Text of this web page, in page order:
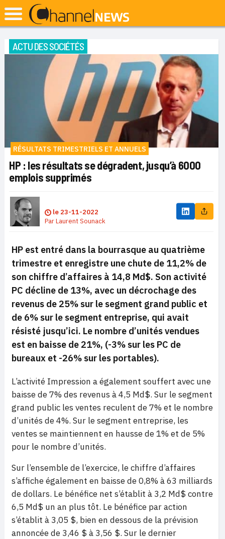
ACTU DES SOCIÉTÉS
RÉSULTATS TRIMESTRIELS ET ANNUELS
HP : les résultats se dégradent, jusqu’à 6000
emplois supprimés
le 23-11-2022
ParLaurent Sounack
HP est entré dans la bourrasque au quatrième
trimestre et enregistre une chute de 11,2% de
son chiffre d’affaires à 14,8 Md$. Son activité
PC décline de 13%, avec un décrochage des
revenus de 25% sur le segment grand public et
de 6% sur le segment entreprise, qui avait
résisté jusqu’ici. Le nombre d’unités vendues
est en baisse de 21%, (-3% sur les PC de
bureaux et -26% sur les portables).
L’activité Impression a également souffert avec une
baisse de 7% des revenus à 4,5 Md$. Sur le segment
grand public les ventes reculent de 7% et le nombre
d’unités de 4%. Sur le segment entreprise, les
ventes se maintiennent en hausse de 1% et de 5%
pour le nombre d’unités.
Sur l’ensemble de l’exercice, le chiffre d’affaires
s’affiche également en baisse de 0,8% à 63 milliards
de dollars. Le bénéfice net s’établit à 3,2 Md$ contre
6,5 Md$ un an plus tôt. Le bénéfice par action
s’établit à 3,05 $, bien en dessous de la prévision
annoncée de 3,46 $ à 3,56 $. Sur le dernier